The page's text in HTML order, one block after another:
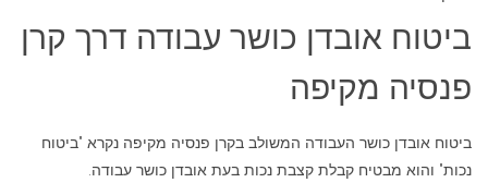
ביטוח אובדן כושר עבודה דרך קרן
פנסיה מקיפה
ביטוח אובדן כושר העבודה המשולב בקרן פנסיה מקיפה נקרא "ביטוח
נכות" והוא מבטיח קבלת קצבת נכות בעת אובדן כושר עבודה.